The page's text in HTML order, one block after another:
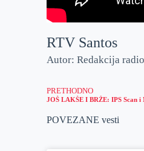
RTV Santos
Autor: Redakcija
PRETHODNO
JOŠ LAKŠE I BRŽE: IPS Scan
POVEZANE vesti